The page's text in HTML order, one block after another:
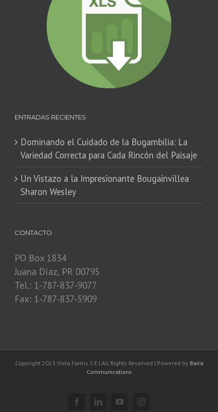
ENTRADAS RECIENTES
Dominando el Cuidado de la Bugambilia: La
Variedad Correcta para Cada Rincón del Paisaje
​Un Vistazo a la Impresionante Bougainvillea
Sharon Wesley
CONTACTO
PO Box 1834
Juana Díaz, PR 00795
Tel.: 1-787-837-9077
Fax: 1-787-837-5909
Copyright 2023 Vista Farms S.E.| All Rights Reserved | Powered by Baira
Communications
FacebookLinkedinYouTubeInstagram